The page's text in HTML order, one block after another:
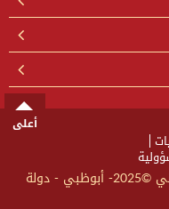
أعلى
جميع الحقوق محفوظة لكلية الدفاع الوطني ©2025- أبوظبي - دولة